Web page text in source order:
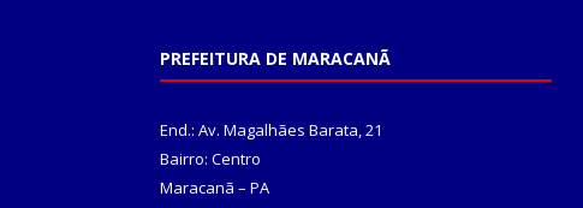
PREFEITURA DE MARACANÃ
End.: Av. Magalhães Barata, 21
Bairro: Centro
Maracanã – PA